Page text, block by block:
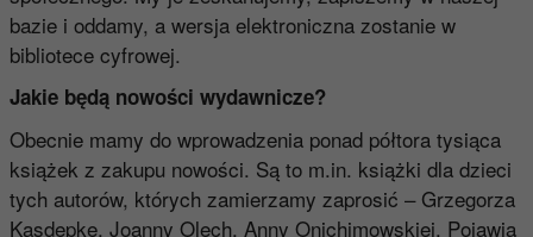
bazie i oddamy, a wersja elektroniczna zostanie w
bibliotece cyfrowej.
Jakie będą nowości wydawnicze?
Obecnie mamy do wprowadzenia ponad półtora tysiąca
książek z zakupu nowości. Są to m.in. książki dla dzieci
tych autorów, których zamierzamy zaprosić – Grzegorza
Kasdepke, Joanny Olech, Anny Onichimowskiej. Pojawią